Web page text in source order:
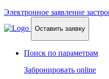
Электронное заявление
Оставить заявку
Поиск по параметрам
Забронировать online